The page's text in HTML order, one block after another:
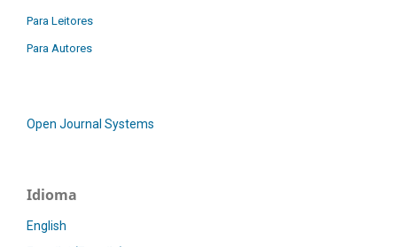
Para Leitores
Para Autores
Open Journal Systems
Idioma
English